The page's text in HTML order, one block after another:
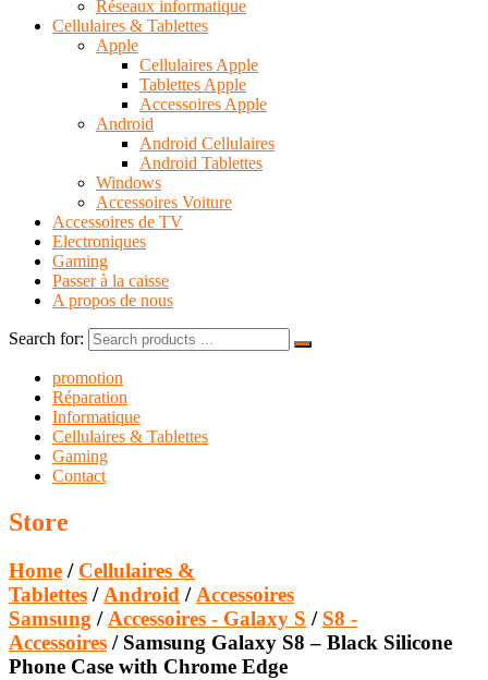
Réseaux informatique
Cellulaires & Tablettes
Apple
Cellulaires Apple
Tablettes Apple
Accessoires Apple
Android
Android Cellulaires
Android Tablettes
Windows
Accessoires Voiture
Accessoires de TV
Electroniques
Gaming
Passer à la caisse
A propos de nous
Search for:
promotion
Réparation
Informatique
Cellulaires & Tablettes
Gaming
Contact
Store
Home / Cellulaires &
Tablettes / Android / Accessoires
Samsung / Accessoires - Galaxy S / S8 -
Accessoires / Samsung Galaxy S8 – Black Silicone
Phone Case with Chrome Edge